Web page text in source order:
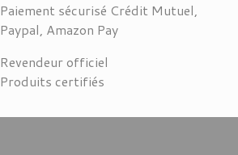
Paiement sécurisé Crédit Mutuel,
Paypal, Amazon Pay
Revendeur officiel
Produits certifiés